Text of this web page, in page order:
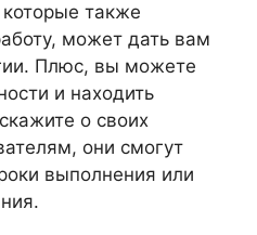
также
может дать вам
Плюс, вы можете
и находить
о своих
они смогут
выполнения или